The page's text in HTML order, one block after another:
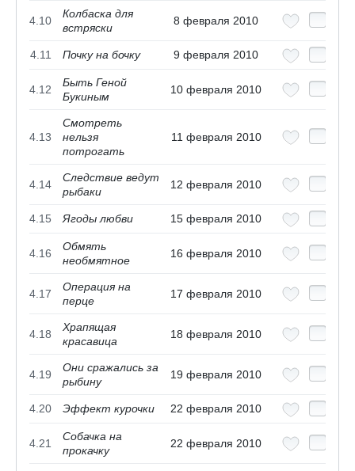
4.10
Колбаска для
встряски
8 февраля 2010
4.11 Почку на бочку 9 февраля 2010
4.12
Быть Геной
Букиным
10 февраля 2010
4.13
Смотреть
нельзя
потрогать
11 февраля 2010
4.14
Следствие ведут
рыбаки
12 февраля 2010
4.15 Ягоды любви 15 февраля 2010
4.16
Обмять
необмятное
16 февраля 2010
4.17
Операция на
перце
17 февраля 2010
4.18
Храпящая
красавица
18 февраля 2010
4.19
Они сражались за
рыбину
19 февраля 2010
4.20 Эффект курочки 22 февраля 2010
4.21
Собачка на
прокачку
22 февраля 2010